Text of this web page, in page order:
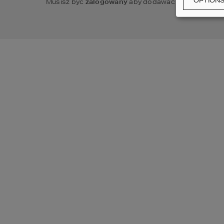
Musisz być zalogowanyaby dodawać komentarze.